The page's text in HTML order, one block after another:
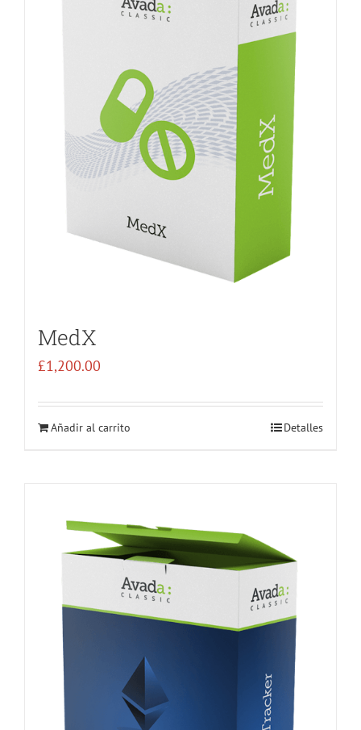
MedX
£1,200.00
Añadir al carrito Detalles